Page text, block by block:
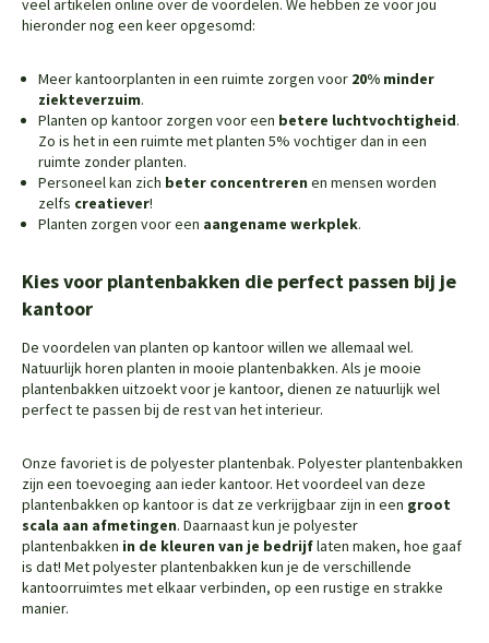
veel artikelen online over de voordelen. We hebben ze voor jou
hieronder nog een keer opgesomd:
Meer kantoorplanten in een ruimte zorgen voor 20% minder
ziekteverzuim.
Planten op kantoor zorgen voor een betere luchtvochtigheid.
Zo is het in een ruimte met planten 5% vochtiger dan in een
ruimte zonder planten.
Personeel kan zich beter concentreren en mensen worden
zelfs creatiever!
Planten zorgen voor een aangename werkplek.
Kies voor plantenbakken die perfect passen bij je
kantoor
De voordelen van planten op kantoor willen we allemaal wel.
Natuurlijk horen planten in mooie plantenbakken. Als je mooie
plantenbakken uitzoekt voor je kantoor, dienen ze natuurlijk wel
perfect te passen bij de rest van het interieur.
Onze favoriet is de polyester plantenbak. Polyester plantenbakken
zijn een toevoeging aan ieder kantoor. Het voordeel van deze
plantenbakken op kantoor is dat ze verkrijgbaar zijn in een groot
scala aan afmetingen. Daarnaast kun je polyester
plantenbakken in de kleuren van je bedrijflaten maken, hoe gaaf
is dat! Met polyester plantenbakken kun je de verschillende
kantoorruimtes met elkaar verbinden, op een rustige en strakke
manier.